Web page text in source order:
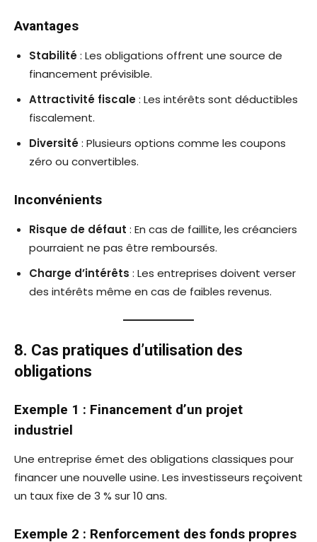
Avantages
Stabilité: Les obligations offrent une source de
financement prévisible.
Attractivité fiscale: Les intérêts sont déductibles
fiscalement.
Diversité: Plusieurs options comme les coupons
zéro ou convertibles.
Inconvénients
Risque de défaut : En cas de faillite, les créanciers
pourraient ne pas être remboursés.
Charge d’intérêts : Les entreprises doivent verser
des intérêts même en cas de faibles revenus.
8. Cas pratiques d’utilisation des
obligations
Exemple 1 : Financement d’un projet
industriel
Une entreprise émet des obligations classiques pour
financer une nouvelle usine. Les investisseurs reçoivent
un taux fixe de 3 % sur 10 ans.
Exemple 2 : Renforcement des fonds propres